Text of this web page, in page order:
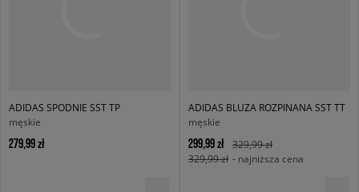
ADIDAS SPODNIE SST TP
męskie
279,99 zł
ADIDAS BLUZA ROZPINANA SST TT
męskie
299,99 zł
329,99 zł
329,99 zł - najniższa cena